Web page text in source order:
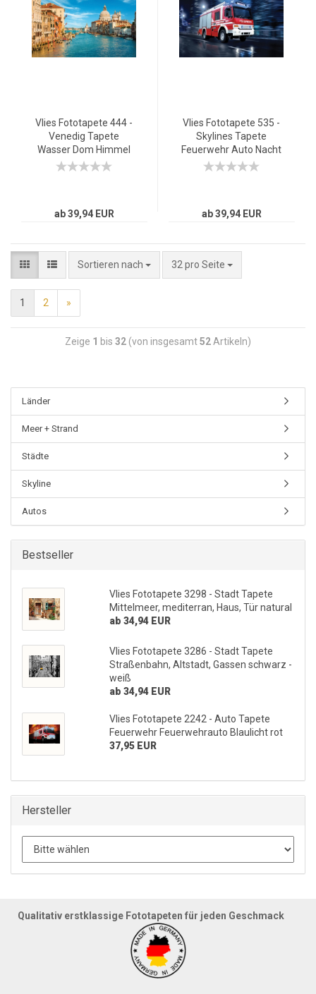
Vlies Fototapete 444 -
Venedig Tapete
Wasser Dom Himmel
Häuser Italien blau
ab 39,94 EUR
Vlies Fototapete 535 -
Skylines Tapete
Feuerwehr Auto Nacht
Lichter rot
ab 39,94 EUR
Sortieren nach 32 pro Seite
1 2 »
Zeige 1 bis 32 (von insgesamt52 Artikeln)
Länder
Meer + Strand
Städte
Skyline
Autos
Bestseller
Vlies Fototapete 3298 - Stadt Tapete
Mittelmeer, mediterran, Haus, Tür natural
ab 34,94 EUR
Vlies Fototapete 3286 - Stadt Tapete
Straßenbahn, Altstadt, Gassen schwarz -
weiß
ab 34,94 EUR
Vlies Fototapete 2242 - Auto Tapete
Feuerwehr Feuerwehrauto Blaulicht rot
37,95 EUR
Hersteller
Qualitativ erstklassige Fototapeten für jeden Geschmack